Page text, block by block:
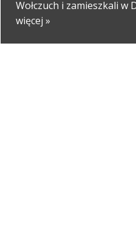
Wołczuch i zamieszkali w
więcej »